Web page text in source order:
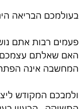
בעולמכם הבריאה
פעמים רבות אתם
האם שאלתם עצמכם
המחשבה אינה
ולמבכם המקודש